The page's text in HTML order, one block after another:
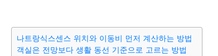
나트랑식스센스 위치와 이동비 먼저 계산하는 방법
객실은 전망보다 생활 동선 기준으로 고르는 방법